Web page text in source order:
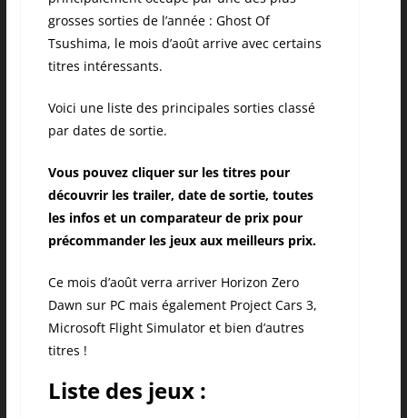
grosses sorties de l’année : Ghost Of
Tsushima, le mois d’août arrive avec certains
titres intéressants.
Voici une liste des principales sorties classé
par dates de sortie.
Vous pouvez cliquer sur les titres pour
découvrir les trailer, date de sortie, toutes
les infos et un comparateur de prix pour
précommander les jeux aux meilleurs prix.
Ce mois d’août verra arriver Horizon Zero
Dawn sur PC mais également Project Cars 3,
Microsoft Flight Simulator et bien d’autres
titres !
Liste des jeux :